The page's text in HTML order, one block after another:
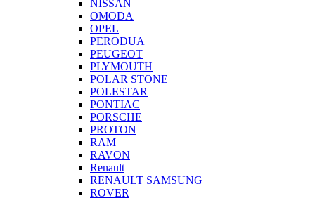
NISSAN
OMODA
OPEL
PERODUA
PEUGEOT
PLYMOUTH
POLAR STONE
POLESTAR
PONTIAC
PORSCHE
PROTON
RAM
RAVON
Renault
RENAULT SAMSUNG
ROVER